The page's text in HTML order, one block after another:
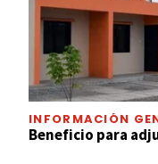
INFORMACIÓN
Beneficio para